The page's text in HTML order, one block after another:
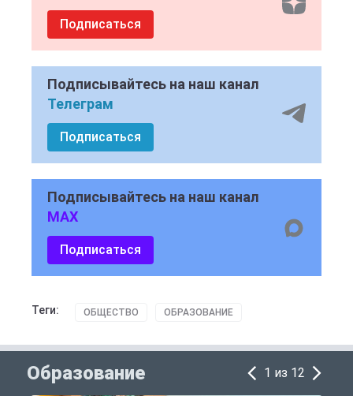
Подписаться
Подписывайтесь на наш канал
Телеграм
Подписаться
Подписывайтесь на наш канал
MAX
Подписаться
Теги: ОБЩЕСТВО ОБРАЗОВАНИЕ
Образование 1 из 12